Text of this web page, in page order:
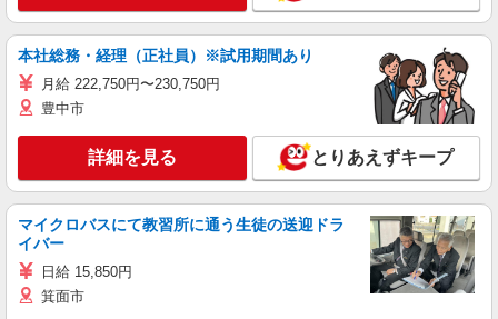
本社総務・経理（正社員）※試用期間あり
月給 222,750円〜230,750円
豊中市
詳細を見る とりあえずキープ
マイクロバスにて教習所に通う生徒の送迎ドラ
イバー
日給 15,850円
箕面市